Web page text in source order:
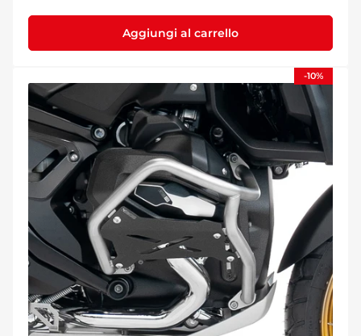
Aggiungi al carrello
-10%